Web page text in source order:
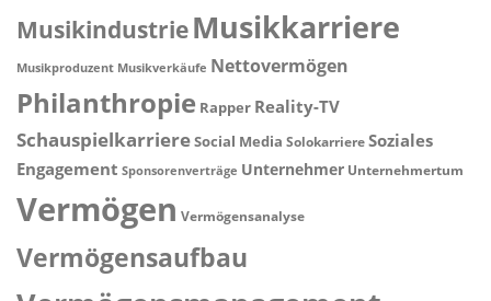
MusikindustrieMusikkarriere
Musikproduzent Musikverkäufe Nettovermögen
Philanthropie Rapper Reality-TV
SchauspielkarriereSocial Media SolokarriereSoziales
Engagement Sponsorenverträge Unternehmer Unternehmertum
Vermögen Vermögensanalyse
Vermögensaufbau